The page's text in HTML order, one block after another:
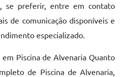
se preferir, entre em contato
de comunicação disponíveis e
especializado.
Piscina de Alvenaria Quanto
de Piscina de Alvenaria,